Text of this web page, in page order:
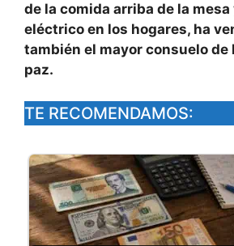
de la comida arriba de la
eléctrico en los hogares, ha
también el mayor consuelo de
paz.
TE RECOMENDAMOS: